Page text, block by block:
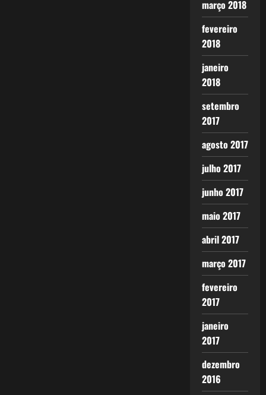
março 2018
fevereiro
2018
janeiro
2018
setembro
2017
agosto 2017
julho 2017
junho 2017
maio 2017
abril 2017
março 2017
fevereiro
2017
janeiro
2017
dezembro
2016